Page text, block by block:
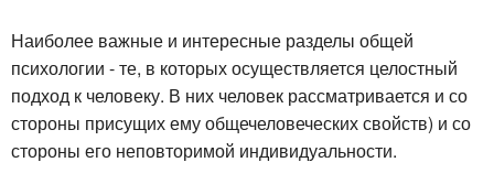
Наиболее важные и интересные разделы общей
психологии - те, в которых осуществляется целостный
подход к человеку. В них человек рассматривается и со
стороны присущих ему общечеловеческих свойств) и со
стороны его неповторимой индивидуальности.